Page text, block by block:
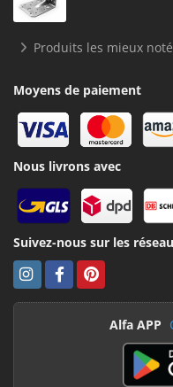
Produits les mieux
Moyens de paiement
Nous livrons avec
Suivez-nous sur les
Alfa APP